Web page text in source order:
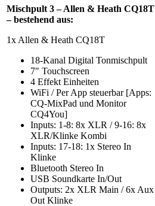
Mischpult 3 – Allen & Heath CQ18T
– bestehend aus:
1x Allen & Heath CQ18T
18-Kanal Digital Tonmischpult
7″ Touchscreen
4 Effekt Einheiten
WiFi / Per App steuerbar [Apps:
CQ-MixPad und Monitor
CQ4You]
Inputs: 1-8: 8x XLR / 9-16: 8x
XLR/Klinke Kombi
Inputs: 17-18: 1x Stereo In
Klinke
Bluetooth Stereo In
USB Soundkarte In/Out
Outputs: 2x XLR Main / 6x Aux
Out Klinke